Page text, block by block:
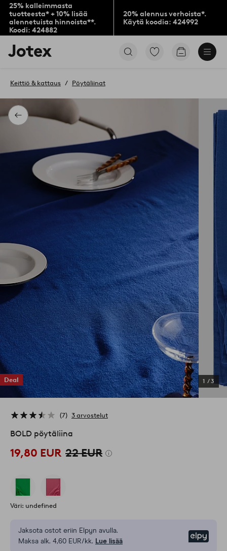
25% kalleimmasta
tuotteesta* + 10% lisää
alennetuista hinnoista**.
Koodi: 424882
20% alennus verhoista*.
Käytä koodia: 424992
Jotex-
logo
aloitussivulle
Siirry
Siirry
Takaisin
Keittiö & kattaus Pöytäliinat
Deal 1 /3
7 3 arvostelut
BOLD pöytäliina
19,80 EUR 22 EUR
Väri: undefined
Jaksota ostot eriin Elpyn avulla.
Maksa alk. 4,60 EUR/kk. Lue lisää